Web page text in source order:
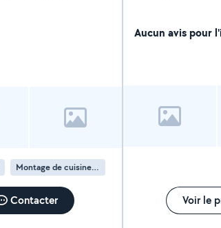
Montage de cuisine en kit
Contacter
Aucun avis pour
Voir le